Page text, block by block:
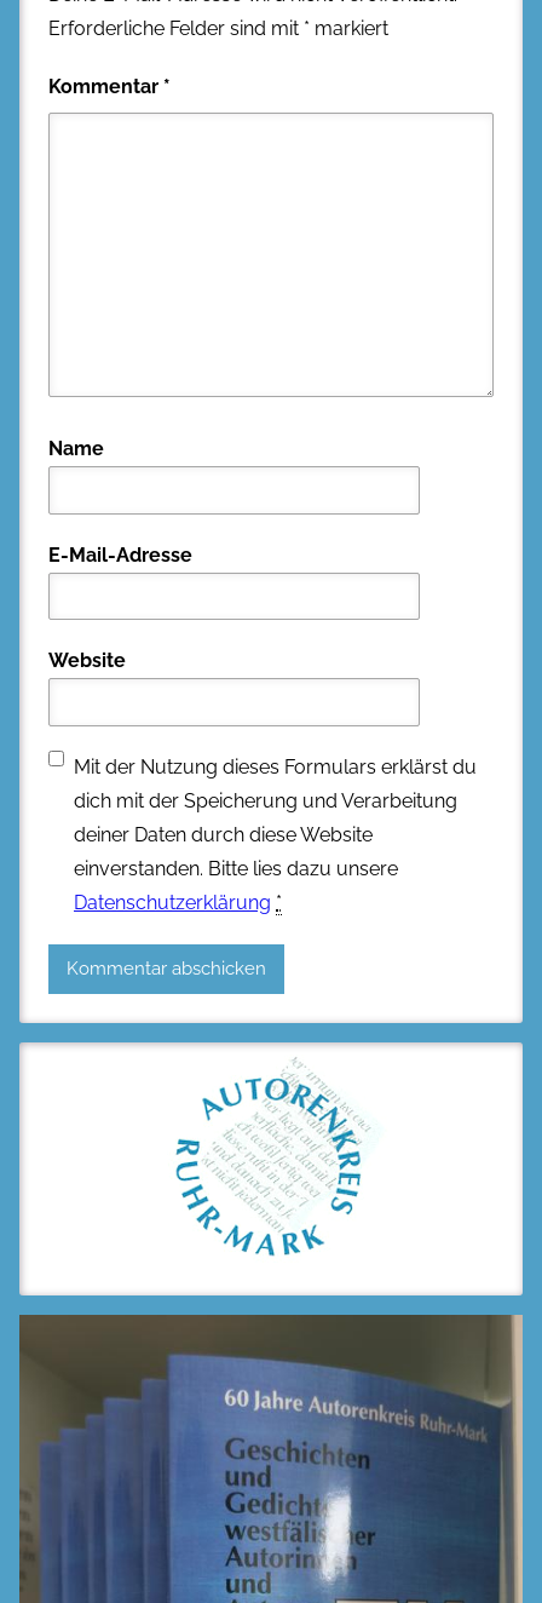
Erforderliche Felder sind mit * markiert
Kommentar *
Name
E-Mail-Adresse
Website
Mit der Nutzung dieses Formulars erklärst du
dich mit der Speicherung und Verarbeitung
deiner Daten durch diese Website
einverstanden. Bitte lies dazu unsere
Datenschutzerklärung *